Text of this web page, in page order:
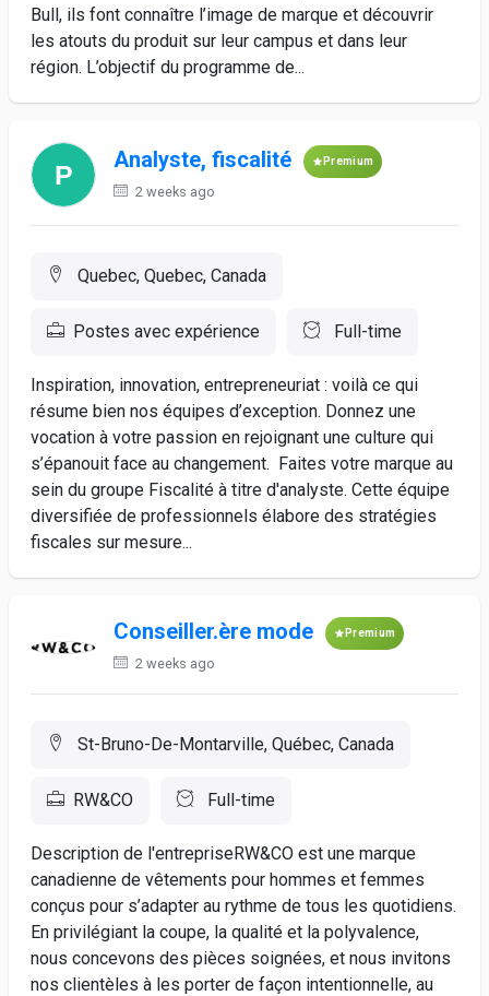
Bull, ils font connaître l’image de marque et découvrir
les atouts du produit sur leur campus et dans leur
région. L’objectif du programme de...
Analyste, fiscalité Premium
2 weeks ago
Quebec, Quebec, Canada
Postes avec expérience Full-time
Inspiration, innovation, entrepreneuriat : voilà ce qui
résume bien nos équipes d’exception. Donnez une
vocation à votre passion en rejoignant une culture qui
s’épanouit face au changement. Faites votre marque au
sein du groupe Fiscalité à titre d'analyste. Cette équipe
diversifiée de professionnels élabore des stratégies
fiscales sur mesure...
Conseiller.ère mode Premium
2 weeks ago
St-Bruno-De-Montarville, Québec, Canada
RW&CO Full-time
Description de l'entrepriseRW&CO est une marque
canadienne de vêtements pour hommes et femmes
conçus pour s’adapter au rythme de tous les quotidiens.
En privilégiant la coupe, la qualité et la polyvalence,
nous concevons des pièces soignées, et nous invitons
nos clientèles à les porter de façon intentionnelle, au